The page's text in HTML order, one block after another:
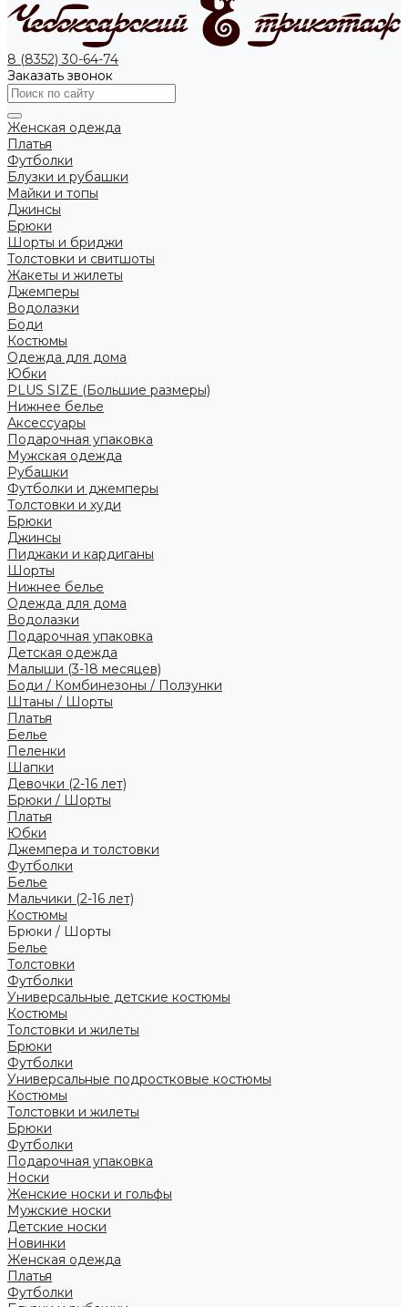
8 (8352) 30-64-74
Заказать звонок
Женская одежда
Платья
Футболки
Блузки и рубашки
Майки и топы
Джинсы
Брюки
Шорты и бриджи
Толстовки и свитшоты
Жакеты и жилеты
Джемперы
Водолазки
Боди
Костюмы
Одежда для дома
Юбки
PLUS SIZE (Большие размеры)
Нижнее белье
Аксессуары
Подарочная упаковка
Мужская одежда
Рубашки
Футболки и джемперы
Толстовки и худи
Брюки
Джинсы
Пиджаки и кардиганы
Шорты
Нижнее белье
Одежда для дома
Водолазки
Подарочная упаковка
Детская одежда
Малыши (3-18 месяцев)
Боди / Комбинезоны / Ползунки
Штаны / Шорты
Платья
Белье
Пеленки
Шапки
Девочки (2-16 лет)
Брюки / Шорты
Платья
Юбки
Джемпера и толстовки
Футболки
Белье
Мальчики (2-16 лет)
Костюмы
Брюки / Шорты
Белье
Толстовки
Футболки
Универсальные детские костюмы
Костюмы
Толстовки и жилеты
Брюки
Футболки
Универсальные подростковые костюмы
Костюмы
Толстовки и жилеты
Брюки
Футболки
Подарочная упаковка
Носки
Женские носки и гольфы
Мужские носки
Детские носки
Новинки
Женская одежда
Платья
Футболки